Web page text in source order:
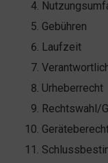
Gebühren
Laufzeit
Urheberrecht
Rechtswahl/